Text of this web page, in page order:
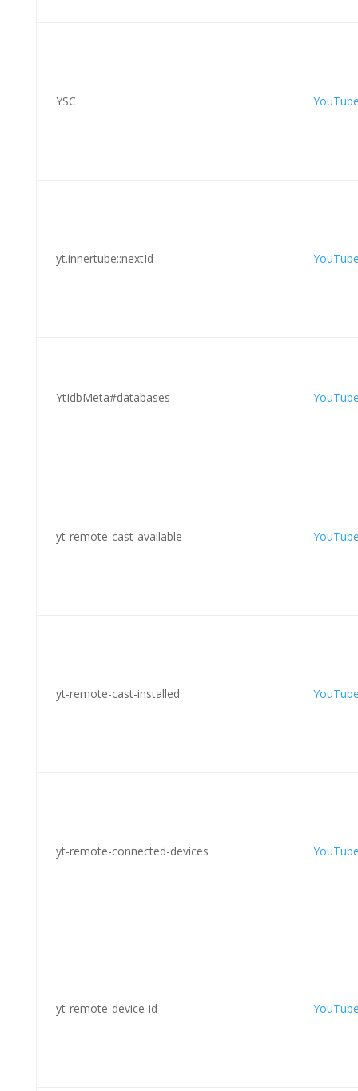
YSC
yt.innertube::nextId
YtIdbMeta#databases
yt-remote-cast-available
yt-remote-cast-installed
yt-remote-connected-devices
yt-remote-device-id